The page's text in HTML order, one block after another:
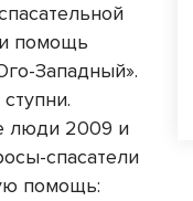
помощь
Западный».
люди 2009 и
спасатели
помощь: